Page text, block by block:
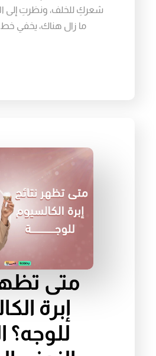
شعركِ للخلف، ونظرتِ إلى
ما زال هناك، يخفي
متى
إبرة
للوجه؟